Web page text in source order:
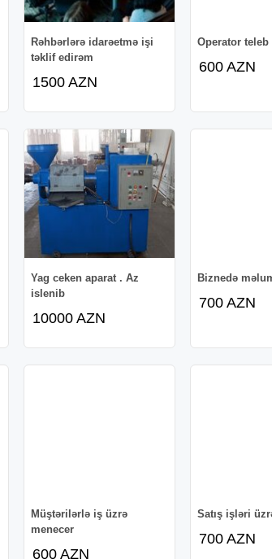
Rəhbərlərə idarəetmə işi
təklif edirəm
1500 AZN
Operator
600 AZN
Yag ceken aparat . Az
islenib
10000 AZN
Biznedə
700 AZN
Müştərilərlə iş üzrə
menecer
600 AZN
Satış işləri
700 AZN